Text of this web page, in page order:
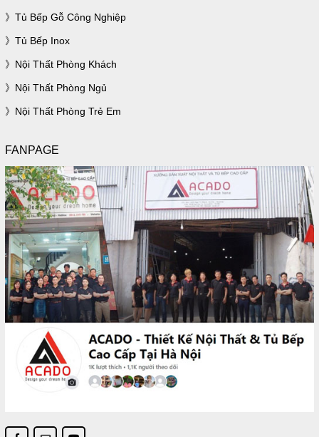
Tủ Bếp Gỗ Công Nghiệp
Tủ Bếp Inox
Nội Thất Phòng Khách
Nội Thất Phòng Ngủ
Nội Thất Phòng Trẻ Em
FANPAGE